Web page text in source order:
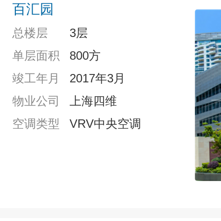
百汇园
总楼层
3层
单层面积
800方
竣工年月
2017年3月
物业公司
上海四维
空调类型
VRV中央空调